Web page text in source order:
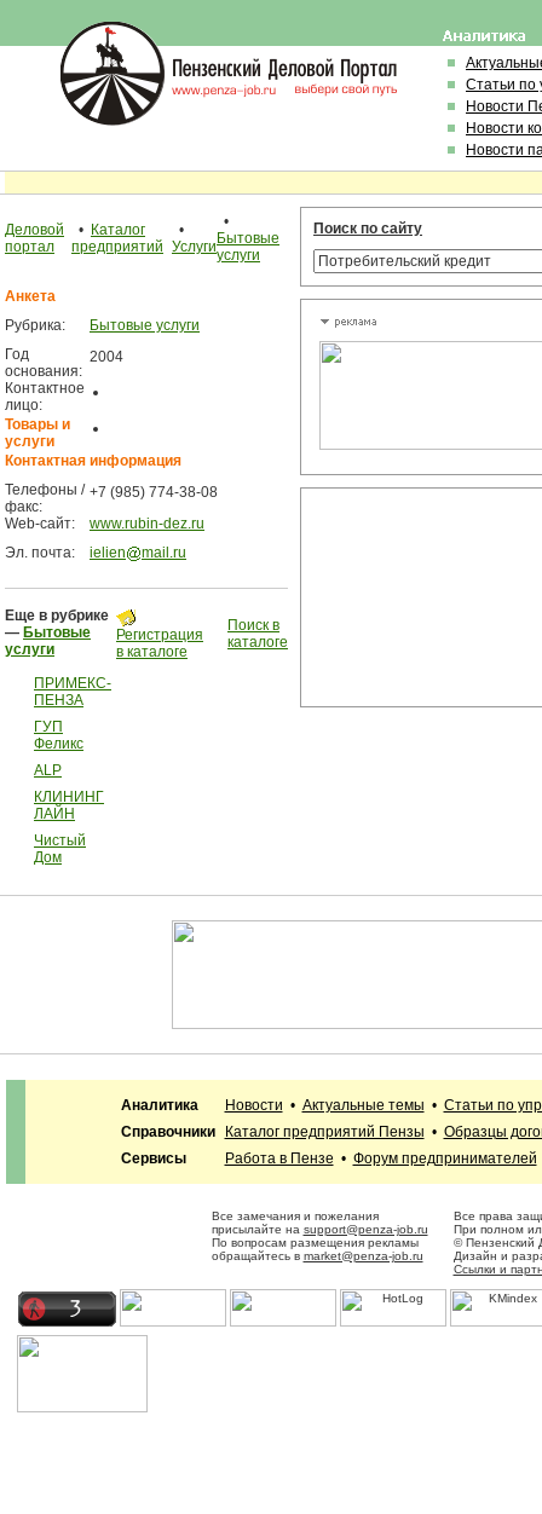
Статьи по
Новости
Новости
Новости
Деловой
портал
• Каталог
предприятий
•
Услуги
•
Бытовые
услуги
Анкета
Рубрика:
Бытовые услуги
Год
основания:
2004
Контактное
лицо:
Товары и
услуги
Контактная информация
Телефоны /
факс:
+7 (985) 774-38-08
Web-сайт:
www.rubin-dez.ru
Эл. почта:
ielien mail.ru
Еще в рубрике
— Бытовые
услуги
ПРИМЕКС-
ПЕНЗА
ГУП
Феликс
ALP
КЛИНИНГ
ЛАЙН
Чистый
Дом
Регистрация
в каталоге
Поиск в
каталоге
Поиск по сайту
Аналитика Новости • Актуальные темы • Статьи по
Справочники
Каталог предприятий Пензы • Образцы
Сервисы
Работа в Пензе • Форум предпринимателей
Все замечания и пожелания
присылайте на support@penza-job.ru
По вопросам размещения рекламы
обращайтесь в market@penza-job.ru
Все права
При полном
© Пензенский
Дизайн и
Ссылки и